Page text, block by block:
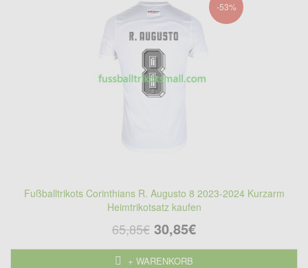
-53%
Fußballtrikots Corinthians R. Augusto 8 2023-2024 Kurzarm
Heimtrikotsatz kaufen
65,85€ 30,85€
+ WARENKORB